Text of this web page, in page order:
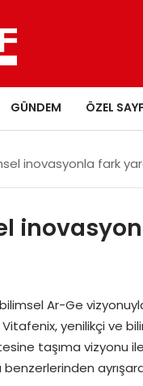
GÜNDEM ÖZEL
inovasyonla fark
Ar-Ge
yenilikçi ve
taşıma